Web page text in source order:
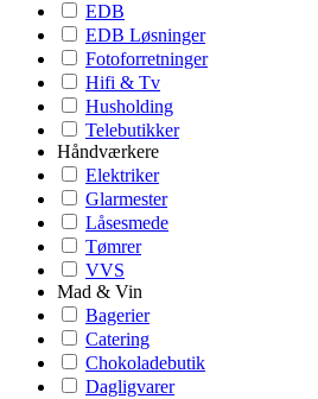
EDB
EDB Løsninger
Fotoforretninger
Hifi & Tv
Husholding
Telebutikker
Håndværkere
Elektriker
Glarmester
Låsesmede
Tømrer
VVS
Mad & Vin
Bagerier
Catering
Chokoladebutik
Dagligvarer